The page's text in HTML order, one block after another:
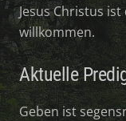
Jesus Christus
willkommen.
Aktuelle
Geben ist